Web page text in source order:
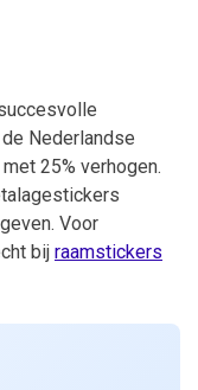
Nederlandse
25% verhogen.
Voor
bij raamstickers